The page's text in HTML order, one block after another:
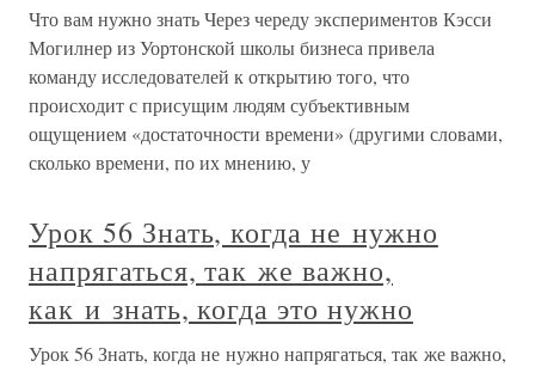
Что вам нужно знать Через череду экспериментов Кэсси
Могилнер из Уортонской школы бизнеса привела
команду исследователей к открытию того, что
происходит с присущим людям субъективным
ощущением «достаточности времени» (другими словами,
сколько времени, по их мнению, у
Урок 56 Знать, когда не нужно
напрягаться, так же важно,
как и знать, когда это нужно
Урок 56 Знать, когда не нужно напрягаться, так же важно,